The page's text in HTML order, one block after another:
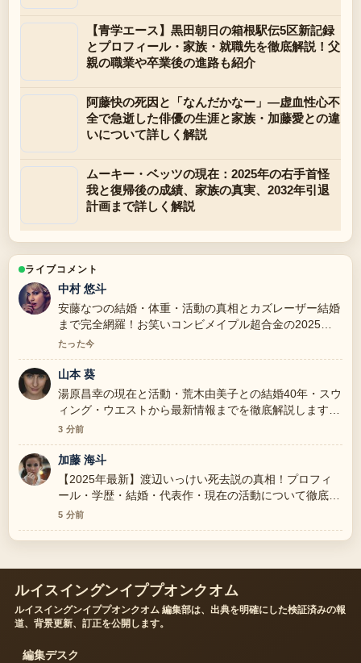
【青学エース】黒田朝日の箱根駅伝5区新記録
とプロフィール・家族・就職先を徹底解説！父
親の職業や卒業後の進路も紹介
阿藤快の死因と「なんだかなー」—虚血性心不
全で急逝した俳優の生涯と家族・加藤愛との違
いについて詳しく解説
ムーキー・ベッツの現在：2025年の右手首怪
我と復帰後の成績、家族の真実、2032年引退
計画まで詳しく解説
ライブコメント
中村 悠斗
安藤なつの結婚・体重・活動の真相とカズレーザー結婚
まで完全網羅！お笑いコンビメイプル超合金の2025年
の背景説明が助かります。ライブ更新を続けてくださ
い。
たった今
山本 葵
湯原昌幸の現在と活動・荒木由美子との結婚40年・スウ
ィング・ウエストから最新情報までを徹底解説します
の報道は丁寧で、流れを追いやすいです。
3 分前
加藤 海斗
【2025年最新】渡辺いっけい死去説の真相！プロフィ
ール・学歴・結婚・代表作・現在の活動について徹底解
説 周辺の検証がしっかりしていて安心感があります。
5 分前
ルイスイングンイププオンクオム
ルイスイングンイププオンクオム 編集部は、出典を明確にした検証済みの報
道、背景更新、訂正を公開します。
編集デスク